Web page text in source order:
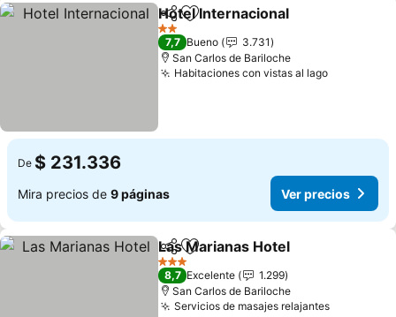
CompartirAgregar a favoritos
Hotel Internacional
2 Estrellas
7,7 Bueno
3.731
San Carlos de Bariloche
Habitaciones con vistas al lago
De $ 231.336
Mira precios de 9 páginas Ver precios
CompartirAgregar a favoritos
Las Marianas Hotel
3 Estrellas
8,7 Excelente
1.299
San Carlos de Bariloche
Servicios de masajes relajantes